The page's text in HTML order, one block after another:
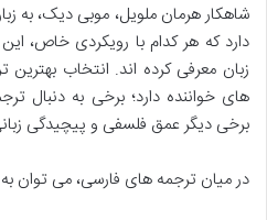
شاهکار هرمان ملویل، موبی دیک، به
دارد که هر کدام با رویکردی خاص،
زبان معرفی کرده اند. انتخاب
های خواننده دارد؛ برخی به دنبال
برخی دیگر عمق فلسفی و پیچیدگی
در میان ترجمه های فارسی، می توان به